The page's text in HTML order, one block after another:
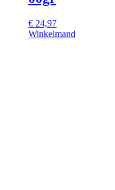
€ 24,97
Winkelmand